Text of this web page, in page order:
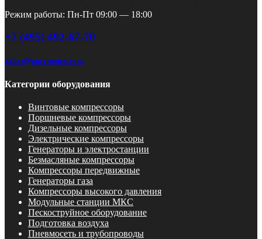
Режим работы: Пн-Пт 09:00 — 18:00
+7 (495) 492-67-70
zakaz@pnevmotex.com
Категории оборудования
Винтовые компрессоры
Поршневые компрессоры
Дизельные компрессоры
Электрические компрессоры
Генераторы и электростанции
Безмасляные компрессоры
Компрессоры передвижные
Генераторы газа
Компрессоры высокого давления
Модульные станции МКС
Пескоструйное оборудование
Подготовка воздуха
Пневмосеть и трубопроводы